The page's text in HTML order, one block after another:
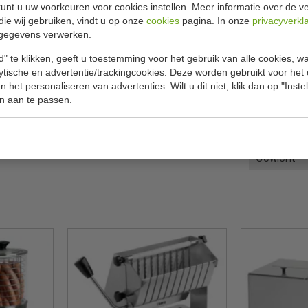
u uw voorkeuren voor cookies instellen. Meer informatie over de
wij gebruiken, vindt u op onze cookies pagina. In onze
verwerken.
te klikken, geeft u toestemming voor het gebruik van alle cookies,
en advertentie/trackingcookies. Deze worden gebruikt voor het
het personaliseren van advertenties. Wilt u dit niet, klik dan op
aan te passen.
maakt u hotdog-equipment compleet.
Afmeting
Gewicht